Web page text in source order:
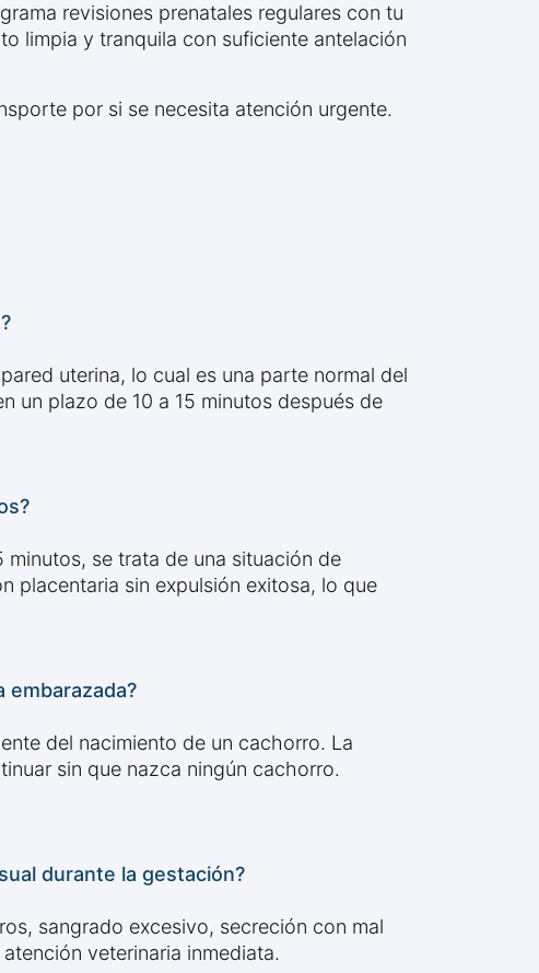
revisiones prenatales regulares con tu
limpia y tranquila con suficiente antelación
por si se necesita atención urgente.
uterina, lo cual es una parte normal del
un plazo de 10 a 15 minutos después de
se trata de una situación de
placentaria sin expulsión exitosa, lo que
embarazada?
del nacimiento de un cachorro. La
sin que nazca ningún cachorro.
durante la gestación?
sangrado excesivo, secreción con mal
veterinaria inmediata.